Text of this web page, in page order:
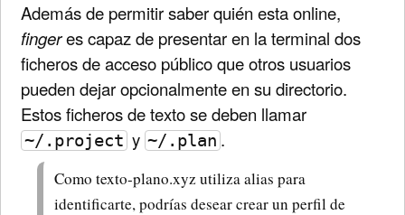
Además de permitir saber quién esta online,
fingeres capaz de presentar en la terminal dos
ficheros de acceso público que otros usuarios
pueden dejar opcionalmente en su directorio.
Estos ficheros de texto se deben llamar
~/.project y ~/.plan .
Como texto-plano.xyz utiliza alias para
identificarte, podrías desear crear un perfil de